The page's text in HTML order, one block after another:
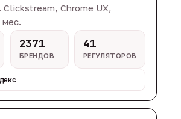
Clickstream, Chrome UX,
2371
БРЕНДОВ
41
РЕГУЛЯТОРОВ